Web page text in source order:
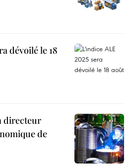
dévoilé le 18
directeur
de